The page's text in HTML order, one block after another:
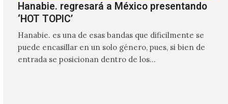
Hanabie. regresará a México presentando
‘HOT TOPIC’
Hanabie. es una de esas bandas que dificilmente se
puede encasillar en un solo género, pues, si bien de
entrada se posicionan dentro de los…